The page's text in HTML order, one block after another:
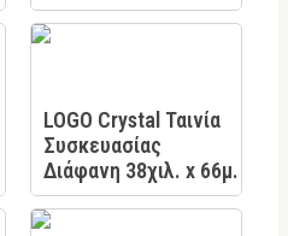
LOGO Crystal Ταινία
Συσκευασίας
Διάφανη 38χιλ. x 66μ.